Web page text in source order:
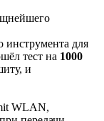
инструмента для
тест на 1000
и
WLAN,